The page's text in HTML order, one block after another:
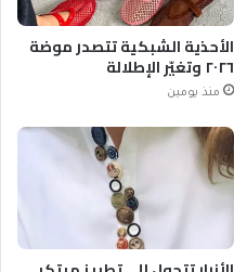
الأحذية الشبكية تتصدر موضة
٢٠٢٦ وتغيّر الإطلالة
منذ يومين